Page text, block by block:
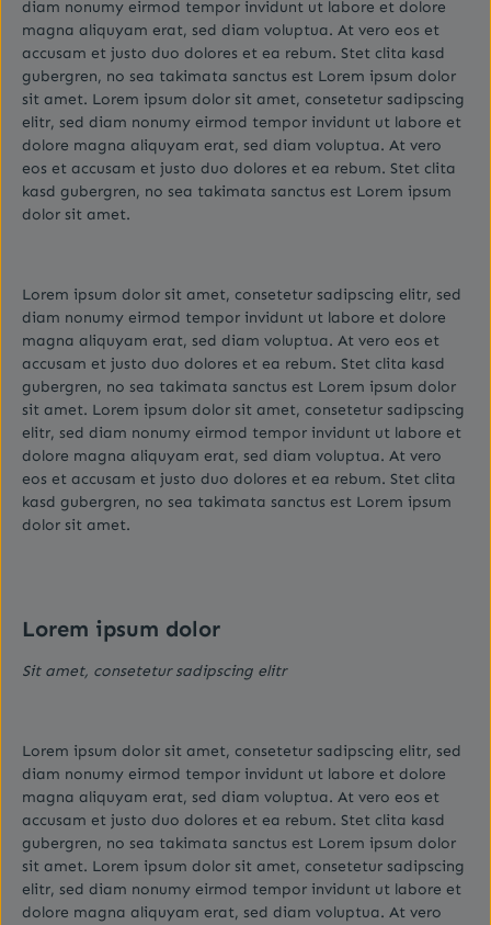
diam nonumy eirmod tempor invidunt ut labore et dolore
magna aliquyam erat, sed diam voluptua. At vero eos et
accusam et justo duo dolores et ea rebum. Stet clita kasd
gubergren, no sea takimata sanctus est Lorem ipsum dolor
sit amet. Lorem ipsum dolor sit amet, consetetur sadipscing
elitr, sed diam nonumy eirmod tempor invidunt ut labore et
dolore magna aliquyam erat, sed diam voluptua. At vero
eos et accusam et justo duo dolores et ea rebum. Stet clita
kasd gubergren, no sea takimata sanctus est Lorem ipsum
dolor sit amet.
Lorem ipsum dolor sit amet, consetetur sadipscing elitr, sed
diam nonumy eirmod tempor invidunt ut labore et dolore
magna aliquyam erat, sed diam voluptua. At vero eos et
accusam et justo duo dolores et ea rebum. Stet clita kasd
gubergren, no sea takimata sanctus est Lorem ipsum dolor
sit amet. Lorem ipsum dolor sit amet, consetetur sadipscing
elitr, sed diam nonumy eirmod tempor invidunt ut labore et
dolore magna aliquyam erat, sed diam voluptua. At vero
eos et accusam et justo duo dolores et ea rebum. Stet clita
kasd gubergren, no sea takimata sanctus est Lorem ipsum
dolor sit amet.
Lorem ipsum dolor
Sit amet, consetetur sadipscing elitr
Lorem ipsum dolor sit amet, consetetur sadipscing elitr, sed
diam nonumy eirmod tempor invidunt ut labore et dolore
magna aliquyam erat, sed diam voluptua. At vero eos et
accusam et justo duo dolores et ea rebum. Stet clita kasd
gubergren, no sea takimata sanctus est Lorem ipsum dolor
sit amet. Lorem ipsum dolor sit amet, consetetur sadipscing
elitr, sed diam nonumy eirmod tempor invidunt ut labore et
dolore magna aliquyam erat, sed diam voluptua. At vero